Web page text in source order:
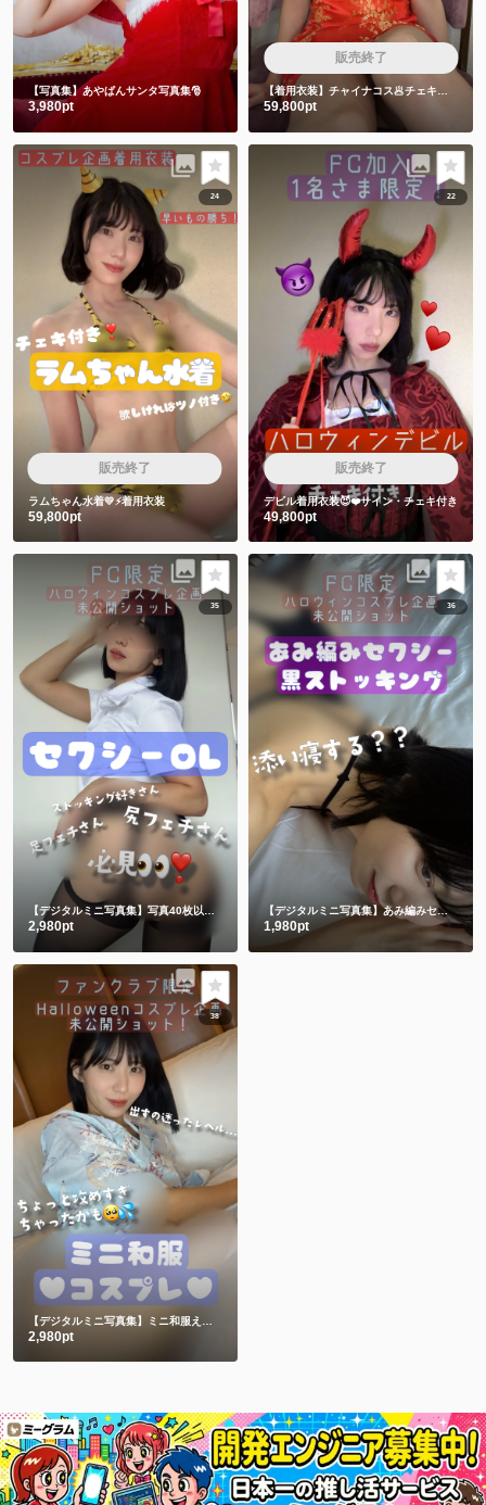
【写真集】あやぱんサンタ写真集🎅
3,980pt
販売終了
【着用衣装】チャイナコス🥟チェキ付き❣️
59,800pt
24
販売終了
ラムちゃん水着💛⚡️着用衣装
59,800pt
22
販売終了
デビル着用衣装😈❤️サイン・チェキ付き
49,800pt
35
【デジタルミニ写真集】写真40枚以上&動画2つ💋セクシーOLコスプレ
2,980pt
36
【デジタルミニ写真集】あみ編みセクシー黒ストッキング♥
1,980pt
38
2,980pt